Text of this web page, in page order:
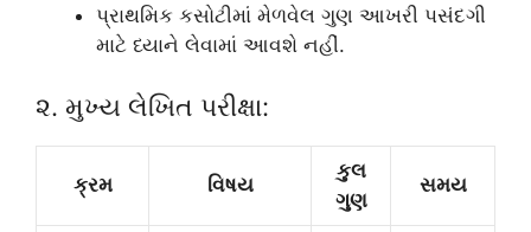
પ્રાથમિક કસોટીમાં મેળવેલ ગુણ આખરી પસંદગી
માટે ધ્યાને લેવામાં આવશે નહીં.
૨. મુખ્ય લેખિત પરીક્ષા:
ક્રમ વિષય
કુલ
ગુણ
સમય